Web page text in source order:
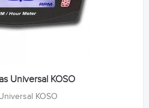
Universal KOSO
KOSO